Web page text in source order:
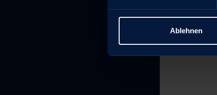
Ablehnen